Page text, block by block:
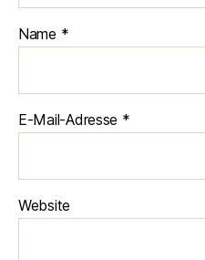
Name *
E-Mail-Adresse *
Website